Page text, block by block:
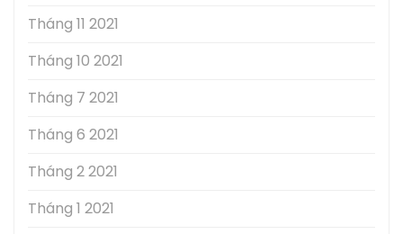
Tháng 11 2021
Tháng 10 2021
Tháng 7 2021
Tháng 6 2021
Tháng 2 2021
Tháng 1 2021